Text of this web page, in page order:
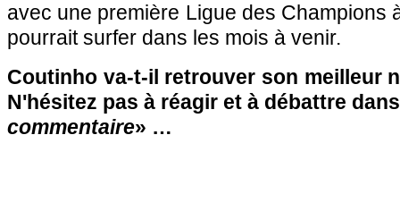
avec une première Ligue des Champions
pourrait surfer dans les mois à venir.
Coutinho va-t-il retrouver son meilleur
N'hésitez pas à réagir et à débattre
commentaire» …